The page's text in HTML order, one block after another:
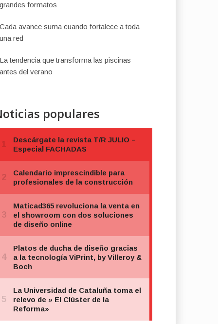
grandes formatos
Cada avance suma cuando fortalece a toda
una red
La tendencia que transforma las piscinas
antes del verano
populares